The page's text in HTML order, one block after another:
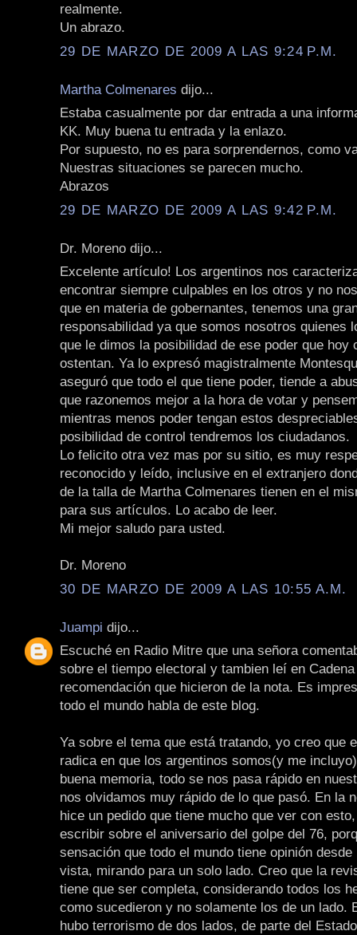
realmente.
Un abrazo.
29 DE MARZO DE 2009 A LAS 9:24 P.M.
Martha Colmenares dijo...
Estaba casualmente por dar entrada a una
KK. Muy buena tu entrada y la enlazo.
Por supuesto, no es para sorprendernos, como
Nuestras situaciones se parecen mucho.
Abrazos
29 DE MARZO DE 2009 A LAS 9:42 P.M.
Dr. Moreno dijo...
Excelente artículo! Los argentinos nos
encontrar siempre culpables en los otros y no
que en materia de gobernantes, tenemos una
responsabilidad ya que somos nosotros quienes
que le dimos la posibilidad de ese poder que hoy
ostentan. Ya lo expresó magistralmente
aseguró que todo el que tiene poder, tiende a
que razonemos mejor a la hora de votar y
mientras menos poder tengan estos
posibilidad de control tendremos los ciudadanos.
Lo felicito otra vez mas por su sitio, es muy
reconocido y leído, inclusive en el extranjero
de la talla de Martha Colmenares tienen en el
para sus artículos. Lo acabo de leer.
Mi mejor saludo para usted.
Dr. Moreno
30 DE MARZO DE 2009 A LAS 10:55 A.M.
Juampi dijo...
Escuché en Radio Mitre que una señora
sobre el tiempo electoral y tambien leí en
recomendación que hicieron de la nota. Es
todo el mundo habla de este blog.
Ya sobre el tema que está tratando, yo creo que
radica en que los argentinos somos(y me
buena memoria, todo se nos pasa rápido en
nos olvidamos muy rápido de lo que pasó. En la
hice un pedido que tiene mucho que ver con
escribir sobre el aniversario del golpe del 76,
sensación que todo el mundo tiene opinión
vista, mirando para un solo lado. Creo que la
tiene que ser completa, considerando todos los
como sucedieron y no solamente los de un lado.
hubo terrorismo de dos lados, de parte del